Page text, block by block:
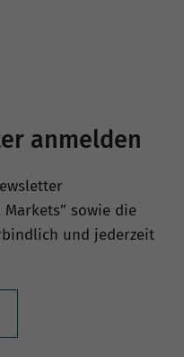
anmelden
Markets” sowie die
und jederzeit